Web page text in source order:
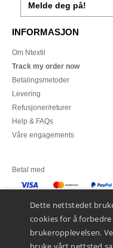
Melde deg på!
INFORMASJON
Om Ntextil
Track my order now
Betalingsmetoder
Levering
Refusjoner/returer
Help & FAQs
Våre engagements
Betal med
Dette nettstedet
cookies for å forbedre
brukeropplevelsen.